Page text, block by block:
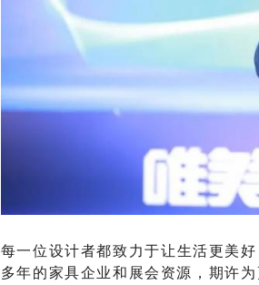
每一位设计者都致力于让生活更美好
多年的家具企业和展会资源，期许